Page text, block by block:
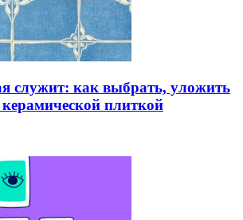
служит: как выбрать, уложить
плиткой